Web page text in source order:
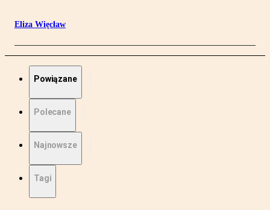
Eliza Więcław
Powiązane
Polecane
Najnowsze
Tagi